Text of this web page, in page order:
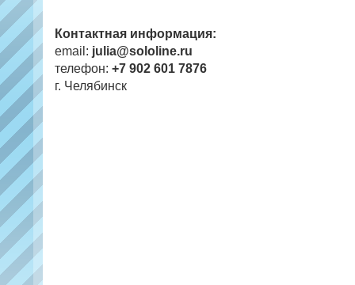
Контактная информация:
email: julia@sololine.ru
телефон: +7 902 601 7876
г. Челябинск